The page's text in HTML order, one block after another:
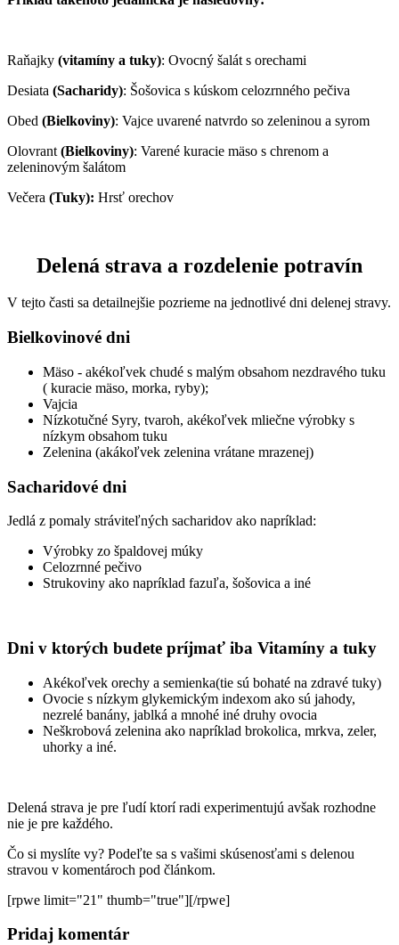
Raňajky (vitamíny a tuky): Ovocný šalát s orechami
Desiata (Sacharidy): Šošovica s kúskom celozrnného pečiva
Obed (Bielkoviny): Vajce uvarené natvrdo so zeleninou a syrom
Olovrant (Bielkoviny): Varené kuracie mäso s chrenom a
zeleninovým šalátom
Večera (Tuky): Hrsť orechov
Delená strava a rozdelenie potravín
V tejto časti sa detailnejšie pozrieme na jednotlivé dni delenej stravy.
Bielkovinové dni
Mäso - akékoľvek chudé s malým obsahom nezdravého tuku
( kuracie mäso, morka, ryby);
Vajcia
Nízkotučné Syry, tvaroh, akékoľvek mliečne výrobky s
nízkym obsahom tuku
Zelenina (akákoľvek zelenina vrátane mrazenej)
Sacharidové dni
Jedlá z pomaly stráviteľných sacharidov ako napríklad:
Výrobky zo špaldovej múky
Celozrnné pečivo
Strukoviny ako napríklad fazuľa, šošovica a iné
Dni v ktorých budete príjmať iba Vitamíny a tuky
Akékoľvek orechy a semienka(tie sú bohaté na zdravé tuky)
Ovocie s nízkym glykemickým indexom ako sú jahody,
nezrelé banány, jablká a mnohé iné druhy ovocia
Neškrobová zelenina ako napríklad brokolica, mrkva, zeler,
uhorky a iné.
Delená strava je pre ľudí ktorí radi experimentujú avšak rozhodne
nie je pre každého.
Čo si myslíte vy? Podeľte sa s vašimi skúsenosťami s delenou
stravou v komentároch pod článkom.
[rpwe limit="21" thumb="true"][/rpwe]
Pridaj komentár